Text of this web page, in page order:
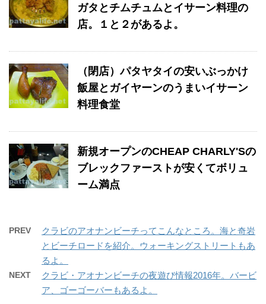
ガタとチムチュムとイサーン料理の
店。１と２があるよ。
（閉店）パタヤタイの安いぶっかけ
飯屋とガイヤーンのうまいイサーン
料理食堂
新規オープンのCHEAP CHARLY'Sの
ブレックファーストが安くてボリュ
ーム満点
PREV
クラビのアオナンビーチってこんなところ。海と奇岩
とビーチロードを紹介。ウォーキングストリートもあ
るよ。
NEXT
クラビ・アオナンビーチの夜遊び情報2016年。バービ
ア、ゴーゴーバーもあるよ。